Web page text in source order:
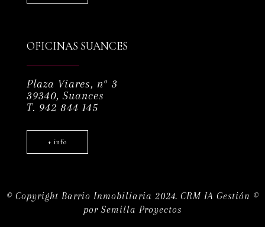
OFICINAS SUANCES
Plaza Viares, nº 3
39340, Suances
T. 942 844 145
+ info
© Copyright Barrio Inmobiliaria 2024. CRM IA Gestión ©
porSemilla Proyectos